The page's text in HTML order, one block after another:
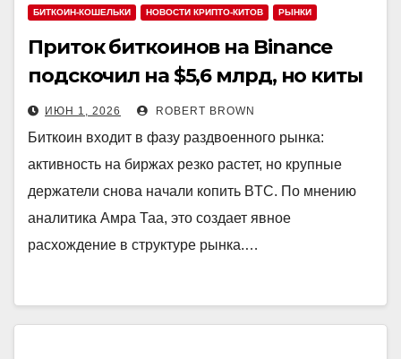
БИТКОИН-КОШЕЛЬКИ НОВОСТИ КРИПТО-КИТОВ РЫНКИ
Приток биткоинов на Binance
подскочил на $5,6 млрд, но киты
копят монеты
ИЮН 1, 2026 ROBERT BROWN
Биткоин входит в фазу раздвоенного рынка:
активность на биржах резко растет, но крупные
держатели снова начали копить BTC. По мнению
аналитика Амра Таа, это создает явное
расхождение в структуре рынка.…